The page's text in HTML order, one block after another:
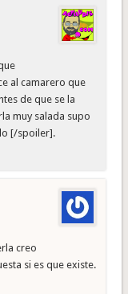
al camarero que
de que se la
muy salada supo
[/spoiler].
creo
si es que existe.